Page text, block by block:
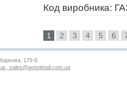
Код виробника:
1 2 3 4 5 6
179-Б
, sales@avtodetali.com.ua